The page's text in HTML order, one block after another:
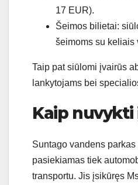
17 EUR).
Šeimos bilietai:
šeimoms su keliais
Taip pat siūlomi įvairūs
lankytojams bei
Kaip nuvykti
Suntago vandens
pasiekiamas tiek
transportu. Jis įsikūręs